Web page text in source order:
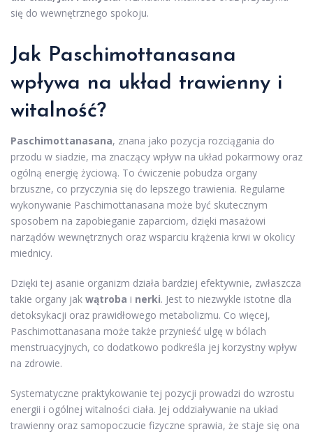
się do wewnętrznego spokoju.
Jak Paschimottanasana
wpływa na układ trawienny i
witalność?
Paschimottanasana, znana jako pozycja rozciągania do
przodu w siadzie, ma znaczący wpływ na układ pokarmowy oraz
ogólną energię życiową. To ćwiczenie pobudza organy
brzuszne, co przyczynia się do lepszego trawienia. Regularne
wykonywanie Paschimottanasana może być skutecznym
sposobem na zapobieganie zaparciom, dzięki masażowi
narządów wewnętrznych oraz wsparciu krążenia krwi w okolicy
miednicy.
Dzięki tej asanie organizm działa bardziej efektywnie, zwłaszcza
takie organy jak wątroba i nerki. Jest to niezwykle istotne dla
detoksykacji oraz prawidłowego metabolizmu. Co więcej,
Paschimottanasana może także przynieść ulgę w bólach
menstruacyjnych, co dodatkowo podkreśla jej korzystny wpływ
na zdrowie.
Systematyczne praktykowanie tej pozycji prowadzi do wzrostu
energii i ogólnej witalności ciała. Jej oddziaływanie na układ
trawienny oraz samopoczucie fizyczne sprawia, że staje się ona